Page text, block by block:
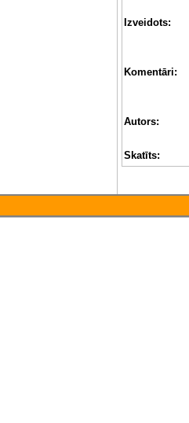
Izveidots:
Komentāri:
Autors:
Skatīts: